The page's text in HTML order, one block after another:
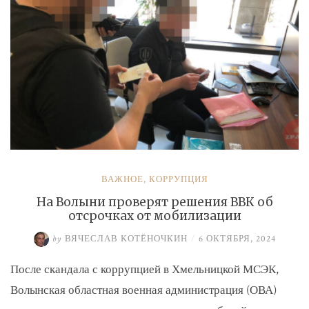
ВАЖНОЕ, КОРРУПЦИЯ
На Волыни проверят решения ВВК об
отсрочках от мобилизации
by ВЯЧЕСЛАВ КОТЁНОЧКИН / 6 ОКТЯБРЯ, 2024
После скандала с коррупцией в Хмельницкой МСЭК,
Волынская областная военная администрация (ОВА)